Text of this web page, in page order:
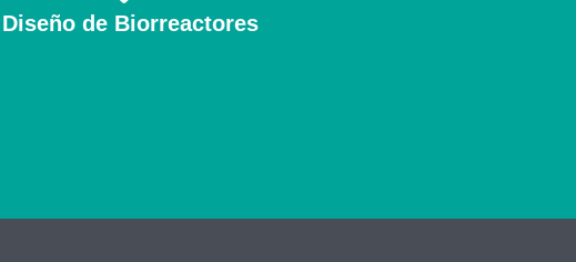
Diseño de Biorreactores